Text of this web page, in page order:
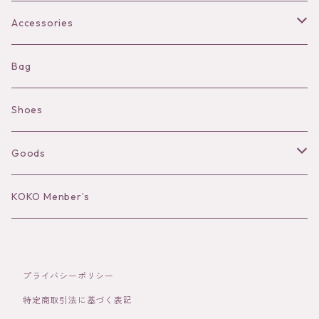
Bra
Shorts
Camisole
Long sleeve
Accessories
Necklace
Pierce/Earring
Ear Cuff
Bracelet／Bangle
Brooch
Bag
Shoes
Goods
Hat
Socks
KOKO Menber’s
プライバシーポリシー
特定商取引法に基づく表記